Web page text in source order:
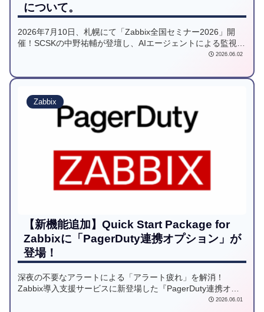
について。
2026年7月10日、札幌にて「Zabbix全国セミナー2026」開
催！SCSKの中野祐輔が登壇し、AIエージェントによる監視設
定や障害対応の自動化を実演。Claude CodeやMCPを活用し
セミナーです。
2026.06.02
Zabbix
【新機能追加】Quick Start Package for
Zabbixに「PagerDuty連携オプション」が
登場！
深夜の不要なアラートによる「アラート疲れ」を解消！
Zabbix導入支援サービスに新登場した『PagerDuty連携オプ
ション』をご紹介します。AIによるアラート集約とトリアー
2026.06.01